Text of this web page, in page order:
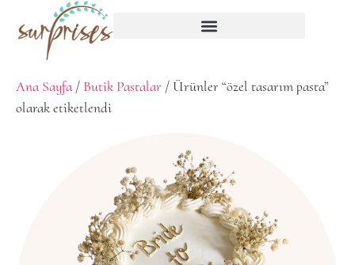
Ana Sayfa/ Butik Pastalar / Ürünler “özel tasarım pasta”
olarak etiketlendi